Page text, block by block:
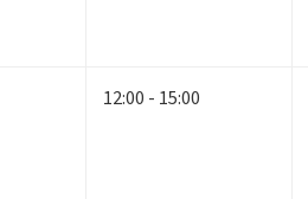
12:00 - 15:00